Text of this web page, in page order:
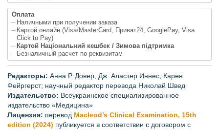
Оплата
Наличными при получении заказа
Картой онлайн (Visa/MasterCard, Приват24, GooglePay, Visa
Click to Pay)
Картой Національний кешбек / Зимова підтримка
Безналичный расчет по реквизитам
Редакторы: Анна Р. Довер, Дж. Аластер Иннес, Карен
Фейргерст; научный редактор перевода Николай Швед
Издательство: Всеукраинское специализированное
издательство «Медицина»
Лицензия: перевод Macleod’s Clinical Examination, 15th
edition (2024) публикуется в соответствии с договором с